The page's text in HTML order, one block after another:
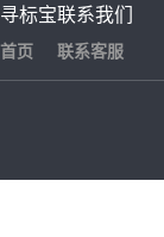
寻标宝
首页
联系我们
联系客服